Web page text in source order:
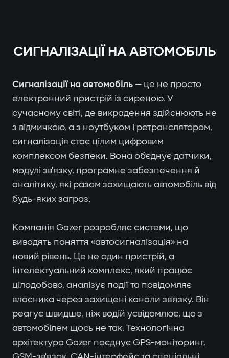
СИГНАЛІЗАЦІЇ НА АВТОМОБІЛЬ
Сигналізації на автомобіль — це не просто
електронний пристрій із сиреною. У
сучасному світі, де викрадення здійснюють не
з відмичкою, а з ноутбуком і ретранслятором,
сигналізація стає цілим цифровим
комплексом безпеки. Вона об'єднує датчики,
модулі зв'язку, програмне забезпечення й
аналітику, які разом захищають автомобіль від
будь-яких загроз.
Компанія Gazer розробляє системи, що
виводять поняття «автосигналізація» на
новий рівень. Це не один пристрій, а
інтелектуальний комплекс, який працює
цілодобово, аналізує події та повідомляє
власника через захищені канали зв'язку. Він
реагує швидше, ніж водій усвідомлює, що з
автомобілем щось не так. Технологічна
архітектура Gazer поєднує GPS-моніторинг,